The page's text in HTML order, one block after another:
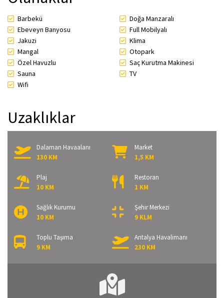
Barbekü
Doğa Manzaralı
Ebeveyn Banyosu
Full Mobilyalı
Jakuzi
Klima
Mangal
Otopark
Özel Havuzlu
Saç Kurutma Makinesi
Sauna
TV
Wifi
Uzaklıklar
Dalaman Havaalanı
130 KM
Market
1,5 KM
Plaj
10 KM
Restoran
1 KM
Sağlık Kurumu
10 KM
Şehir Merkezi
9 KLM
Toplu Taşıma
9 KM
Antalya Havalimanı
230 KM